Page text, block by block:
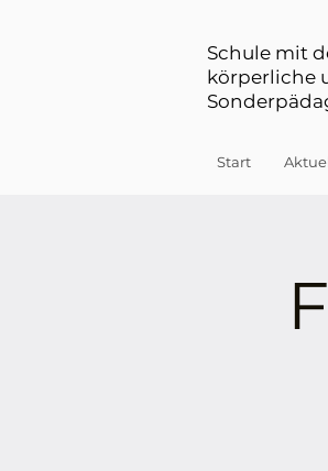
Schule mit
körperliche
Start